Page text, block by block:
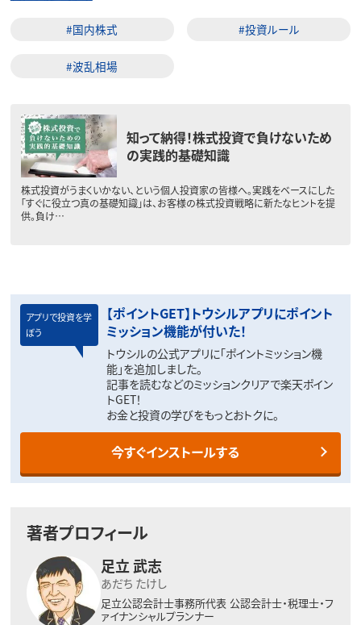
#国内株式 #投資ルール
#波乱相場
知って納得！株式投資で負けないため
の実践的基礎知識
株式投資がうまくいかない、という個人投資家の皆様へ。実践をベースにした
「すぐに役立つ真の基礎知識」は、お客様の株式投資戦略に新たなヒントを提
供。負け…
アプリで投資を学
ぼう
【ポイントGET】トウシルアプリにポイント
ミッション機能が付いた！
トウシルの公式アプリに「ポイントミッション機
能」を追加しました。
記事を読むなどのミッションクリアで楽天ポイン
トGET！
お金と投資の学びをもっとおトクに。
今すぐインストールする
著者プロフィール
足立 武志
あだち たけし
足立公認会計士事務所代表 公認会計士・税理士・フ
ァイナンシャルプランナー